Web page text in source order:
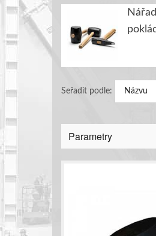
Seřadit podle: Názvu
Parametry